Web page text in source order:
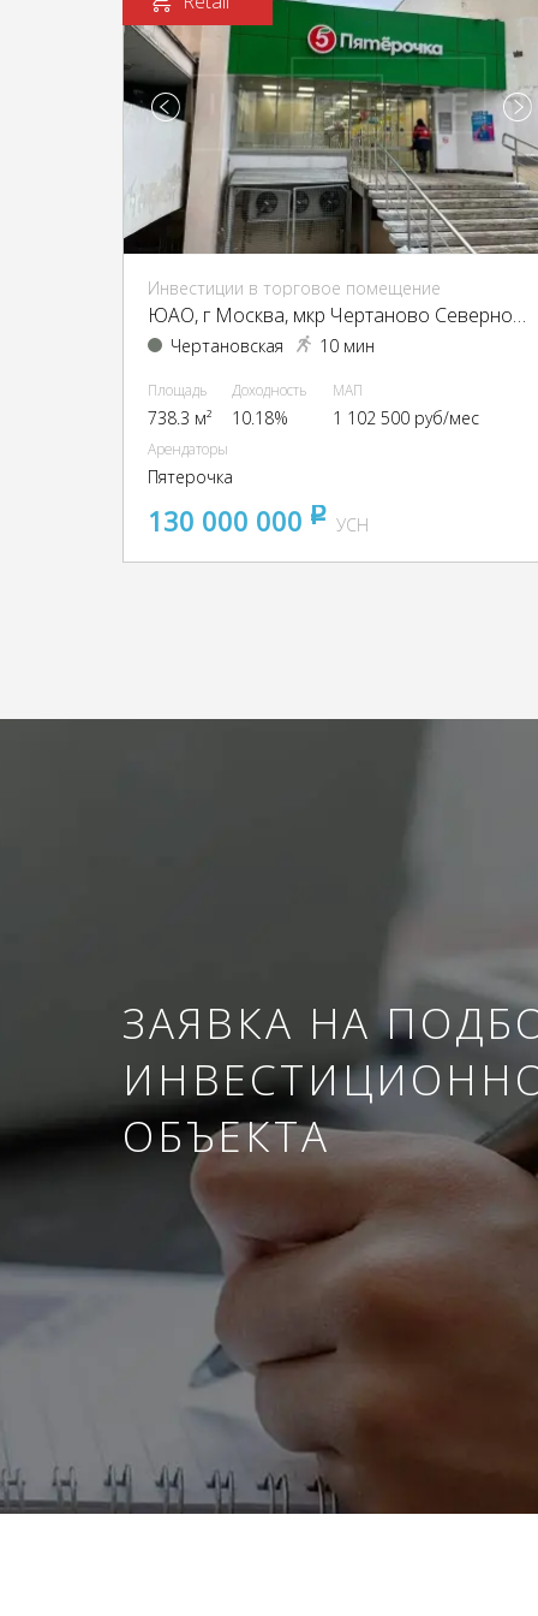
Инвестиции в торговое помещение
ЮАО, г Москва, мкр Чертаново Северное, д 5 к Г
Чертановская 10 мин
Площадь
738.3 м²
Доходность
10.18%
МАП
1 102 500 руб/мес
Арендаторы
Пятерочка
130 000 000 pуб
УСН
ЗАЯВКА НА
ОБЪЕКТА